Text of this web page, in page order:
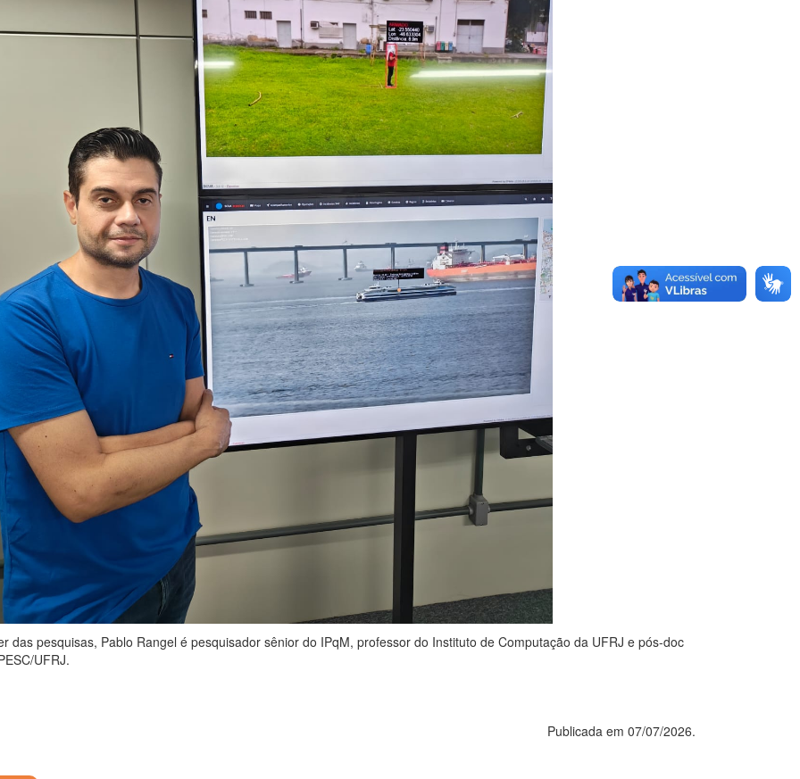
das pesquisas, Pablo Rangel é pesquisador sênior do IPqM, professor do Instituto de Computação da UFRJ e pós-doc
UFRJ.
Publicada em 07/07/2026.